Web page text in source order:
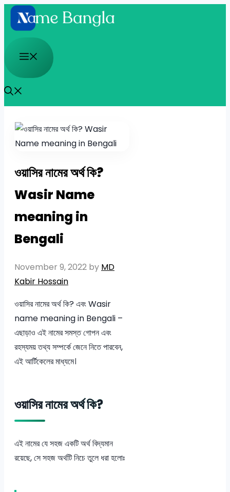
Skip
to
content
Menu
ওয়াসির নামের অর্থ কি?
Wasir Name
meaning in
Bengali
November 9, 2022 by MD
Kabir Hossain
ওয়াসির নামের অর্থ কি? এবং Wasir
name meaning in Bengali –
এছাড়াও এই নামের সমস্ত গোপন এবং
রহস্যময় তথ্য সম্পর্কে জেনে নিতে পারবেন,
এই আর্টিকেলের মাধ্যমে।
ওয়াসির নামের অর্থ কি?
এই নামের যে সহজ একটি অর্থ বিদ্যমান
রয়েছে, সে সহজ অর্থটি নিচে তুলে ধরা হলোঃ